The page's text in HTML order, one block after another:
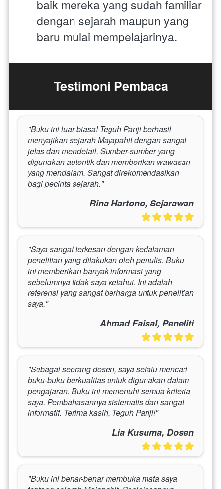
baik mereka yang sudah familiar
dengan sejarah maupun yang
baru mulai mempelajarinya.
Testimoni Pembaca
"Buku ini luar biasa! Teguh Panji berhasil
menyajikan sejarah Majapahit dengan sangat
jelas dan mendetail. Sumber-sumber yang
digunakan autentik dan memberikan wawasan
yang mendalam. Sangat direkomendasikan
bagi pecinta sejarah."
Rina Hartono, Sejarawan
"Saya sangat terkesan dengan kedalaman
penelitian yang dilakukan oleh penulis. Buku
ini memberikan banyak informasi yang
sebelumnya tidak saya ketahui. Ini adalah
referensi yang sangat berharga untuk penelitian
saya."
Ahmad Faisal, Peneliti
"Sebagai seorang dosen, saya selalu mencari
buku-buku berkualitas untuk digunakan dalam
pengajaran. Buku ini memenuhi semua kriteria
saya. Pembahasannya sistematis dan sangat
informatif. Terima kasih, Teguh Panji!"
Lia Kusuma, Dosen
"Buku ini benar-benar membuka mata saya